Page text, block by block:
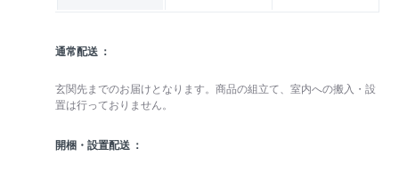
通常配送
玄関先までのお届けとなります。商品の組立て、室内への搬入・設
置は行っておりません。
開梱・設置配送